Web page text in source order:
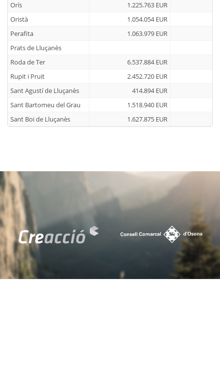
Orís
1.225.763 EUR
Oristà
1.054.054 EUR
Perafita
1.063.979 EUR
Prats de Lluçanès
Roda de Ter
6.537.884 EUR
Rupit i Pruit
2.452.720 EUR
Sant Agustí de Lluçanès
414.894 EUR
Sant Bartomeu del Grau
1.518.940 EUR
Sant Boi de Lluçanès
1.627.875 EUR
Sant Martí de Centelles
1.298.226 EUR
Sant Pere de Torelló
Sant Quirze de Besora
3.881.837 EUR
Sant Sadurní d'Osormort
Sant Vicenç de Torelló
4.025.384 EUR
Santa Cecília de Voltregà
Santa Eugènia de Berga
Santa Eulàlia de Riuprimer